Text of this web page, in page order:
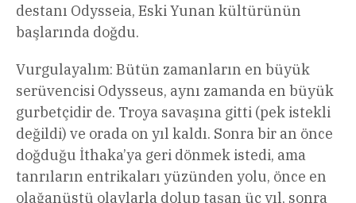
destanı Odysseia, Eski Yunan kültürünün
başlarında doğdu.
Vurgulayalım: Bütün zamanların en büyük
serüvencisi Odysseus, aynı zamanda en büyük
gurbetçidir de. Troya savaşına gitti (pek istekli
değildi) ve orada on yıl kaldı. Sonra bir an önce
doğduğu İthaka’ya geri dönmek istedi, ama
tanrıların entrikaları yüzünden yolu, önce en
olağanüstü olaylarla dolup taşan üç yıl, sonra